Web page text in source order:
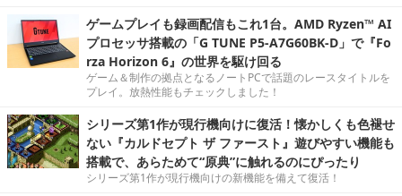
ゲームプレイも録画配信もこれ1台。AMD Ryzen™ AI
プロセッサ搭載の「G TUNE P5-A7G60BK-D」で『Fo
rza Horizon 6』の世界を駆け回る
ゲーム＆制作の拠点となるノートPCで話題のレースタイトルを
プレイ。放熱性能もチェックしました！
シリーズ第1作が現行機向けに復活！懐かしくも色褪せ
ない『カルドセプト ザ ファースト』遊びやすい機能も
搭載で、あらためて“原典”に触れるのにぴったり
シリーズ第1作が現行機向けの新機能を備えて復活！